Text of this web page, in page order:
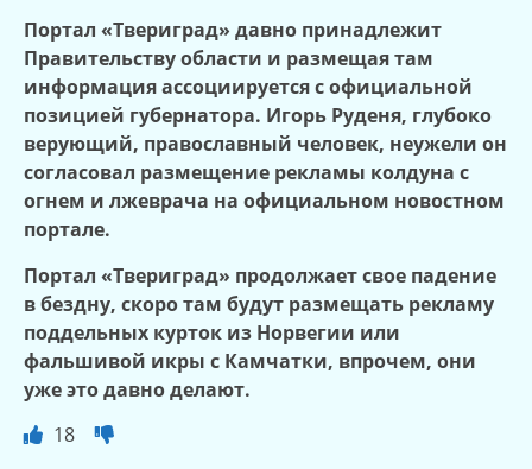
Портал «Твериград» давно принадлежит
Правительству области и размещая там
информация ассоциируется с официальной
позицией губернатора. Игорь Руденя, глубоко
верующий, православный человек, неужели он
согласовал размещение рекламы колдуна с
огнем и лжеврача на официальном новостном
портале.
Портал «Твериград» продолжает свое падение
в бездну, скоро там будут размещать рекламу
поддельных курток из Норвегии или
фальшивой икры с Камчатки, впрочем, они
уже это давно делают.
18